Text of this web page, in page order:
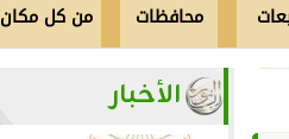
محافظات من كل مكان
الأخبار